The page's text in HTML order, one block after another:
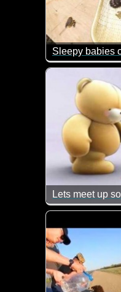
Sleepy babies
Sind sie nicht
Lets meet up
Das wäre so